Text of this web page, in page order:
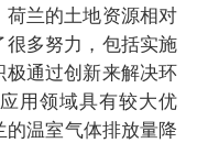
兰的土地资源相对
多努力，包括实施
极通过创新来解决环
用领域具有较大优
的温室气体排放量降